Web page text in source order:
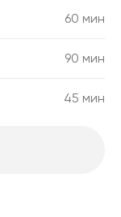
60 мин
90 мин
45 мин